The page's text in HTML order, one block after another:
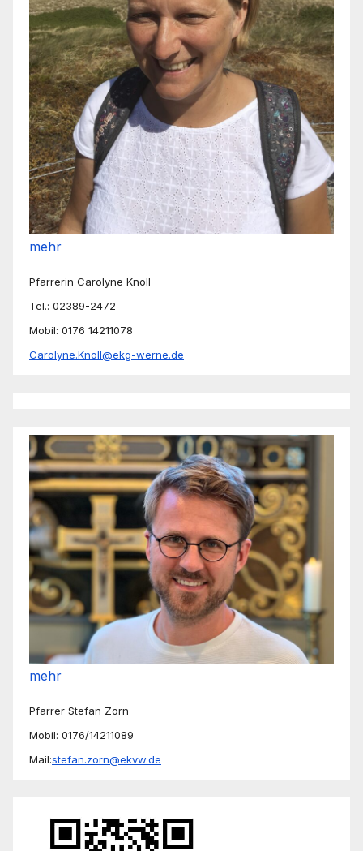
mehr
Pfarrerin Carolyne Knoll
Tel.: 02389-2472
Mobil: 0176 14211078
Carolyne.Knoll@ekg-werne.de
mehr
Pfarrer Stefan Zorn
Mobil: 0176/14211089
Mail:stefan.zorn@ekvw.de